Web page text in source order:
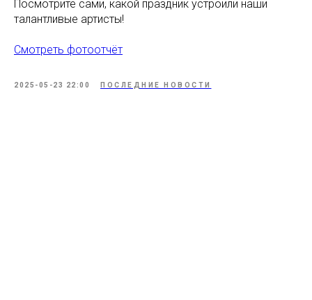
Посмотрите сами, какой праздник устроили наши
талантливые артисты!
Смотреть фотоотчёт
2025-05-23 22:00 ПОСЛЕДНИЕ НОВОСТИ